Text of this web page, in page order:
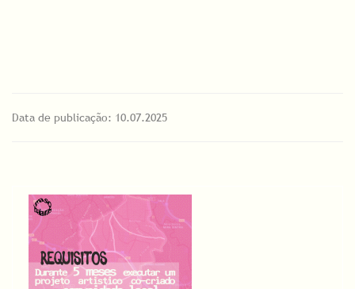
Data de publicação: 10.07.2025